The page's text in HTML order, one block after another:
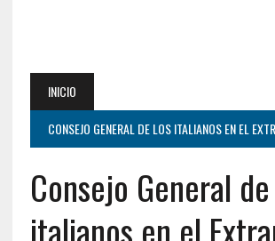
INICIO
CONSEJO GENERAL DE LOS ITALIANOS EN EL
Consejo General
italianos en el